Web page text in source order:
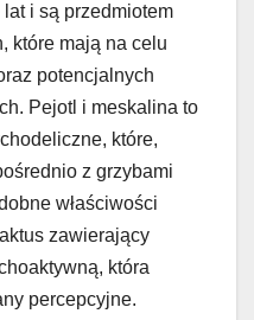
i są przedmiotem
które mają na celu
potencjalnych
Pejotl i meskalina to
które,
z grzybami
właściwości
zawierający
która
percepcyjne.